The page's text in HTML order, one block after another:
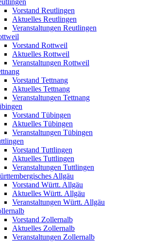
Vorstand Reutlingen
Aktuelles Reutlingen
Veranstaltungen Reutlingen
Vorstand Rottweil
Aktuelles Rottweil
Veranstaltungen Rottweil
Vorstand Tettnang
Aktuelles Tettnang
Veranstaltungen Tettnang
Vorstand Tübingen
Aktuelles Tübingen
Veranstaltungen Tübingen
Vorstand Tuttlingen
Aktuelles Tuttlingen
Veranstaltungen Tuttlingen
Allgäu
Vorstand Württ. Allgäu
Aktuelles Württ. Allgäu
Veranstaltungen Württ. Allgäu
Vorstand Zollernalb
Aktuelles Zollernalb
Veranstaltungen Zollernalb